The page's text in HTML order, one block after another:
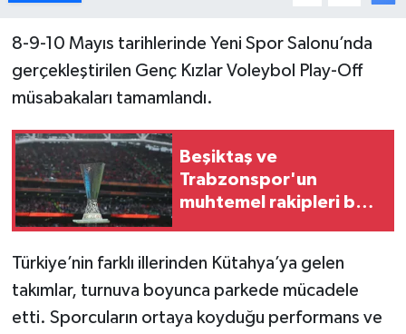
8-9-10 Mayıs tarihlerinde Yeni Spor Salonu’nda
gerçekleştirilen Genç Kızlar Voleybol Play-Off
müsabakaları tamamlandı.
Beşiktaş ve
Trabzonspor'un
muhtemel rakipleri belli
Türkiye’nin farklı illerinden Kütahya’ya gelen
takımlar, turnuva boyunca parkede mücadele
etti. Sporcuların ortaya koyduğu performans ve
Hisarcık
İlçeler
Köşe Yazıları
Kültür Sanat
Kütahya
Magazin
Otomobil